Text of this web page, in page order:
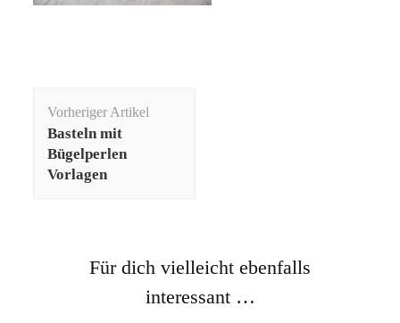
Vorheriger Artikel
Basteln mit
Bügelperlen
Vorlagen
Für dich vielleicht ebenfalls
interessant …